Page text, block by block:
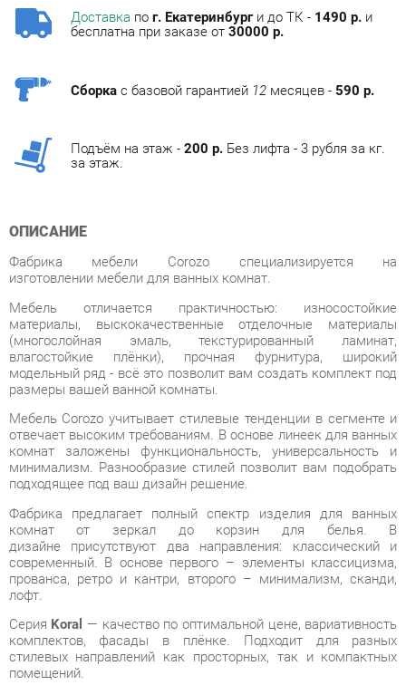
Подъём на этаж - 200 р. Без лифта - 3 рубля за кг.
изготовлении мебели для ванных комнат.
Мебель отличается практичностью: износостойкие
материалы, выскокачественные отделочные материалы
(многослойная эмаль, текстурированный ламинат,
влагостойкие плёнки), прочная фурнитура, широкий
модельный ряд - всё это позволит вам создать комплект под
размеры вашей ванной комнаты.
Мебель Corozo учитывает стилевые тенденции в сегменте и
отвечает высоким требованиям. В основе линеек для ванных
комнат заложены функциональность, универсальность и
минимализм. Разнообразие стилей позволит вам подобрать
подходящее под ваш дизайн решение.
Фабрика предлагает полный спектр изделия для ванных
комнат от зеркал до корзин для белья. В
дизайне присутствуют два направления: классический и
прованса, ретро и кантри, второго – минимализм, сканди,
лофт.
СерияKoral— качество по оптимальной цене, вариативность
комплектов, фасады в плёнке. Подходит для разных
стилевых направлений как просторных, так и компактных
помещений.
Условия покупки
Благодаря качественным фото, исчерпывающей информации